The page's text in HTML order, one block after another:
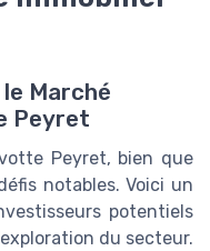
Marché
Peyret
Peyret, bien que
notables. Voici un
potentiels
du secteur.